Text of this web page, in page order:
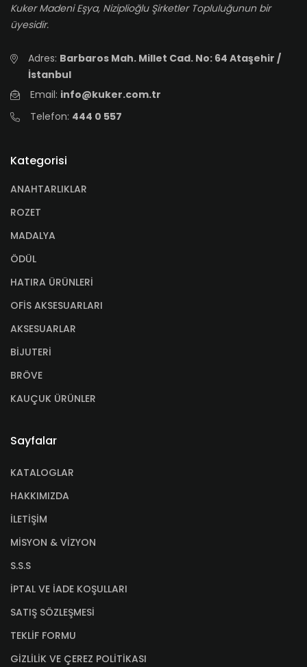
Kuker Madeni Eşya, Niziplioğlu Şirketler Topluluğunun bir
üyesidir.
Adres: Barbaros Mah. Millet Cad. No: 64 Ataşehir /
İstanbul
Email: info@kuker.com.tr
Telefon: 444 0 557
Kategorisi
ANAHTARLIKLAR
ROZET
MADALYA
ÖDÜL
HATIRA ÜRÜNLERİ
OFİS AKSESUARLARI
AKSESUARLAR
BİJUTERİ
BRÖVE
KAUÇUK ÜRÜNLER
Sayfalar
KATALOGLAR
HAKKIMIZDA
İLETİŞİM
MİSYON & VİZYON
S.S.S
İPTAL VE İADE KOŞULLARI
SATIŞ SÖZLEŞMESİ
TEKLİF FORMU
GİZLİLİK VE ÇEREZ POLİTİKASI